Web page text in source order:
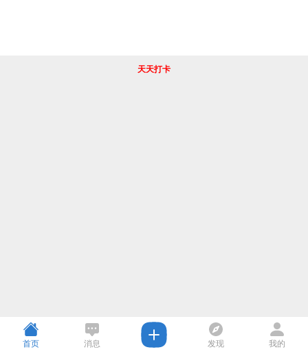
天天打卡
首页 消息 发现 我的